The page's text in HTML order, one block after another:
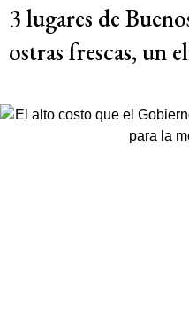
3 lugares de
ostras frescas, un